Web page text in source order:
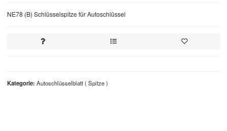
Kategorie Autoschlüsselblatt ( Spitze )
NE78 (B) Schlüsselspitze für Autoschlüssel